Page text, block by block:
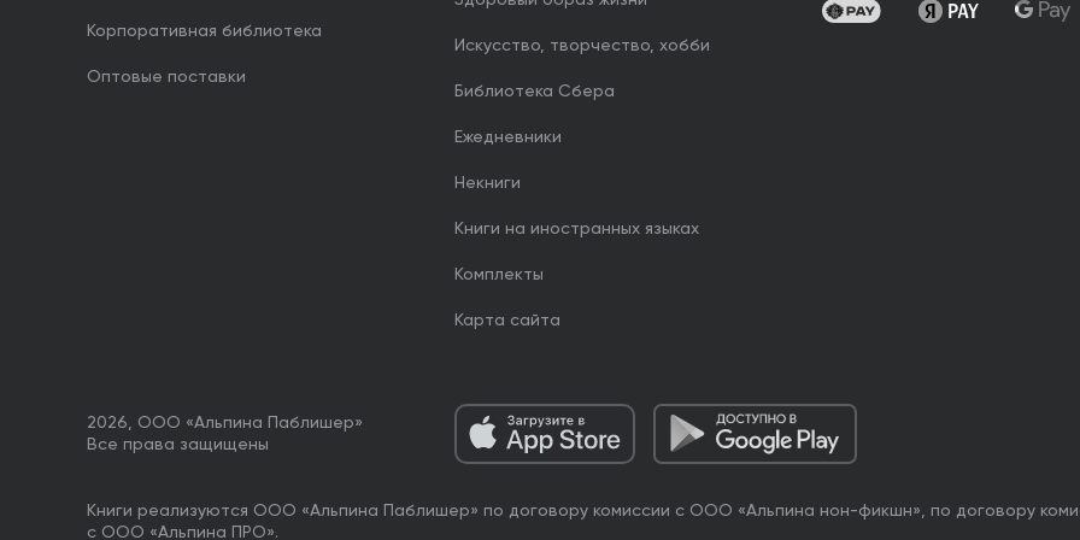
Корпоративная библиотека
Оптовые поставки
Искусство, творчество, хобби
Библиотека Сбера
Ежедневники
Некниги
Книги на иностранных языках
Комплекты
Карта сайта
2026, ООО «Альпина Паблишер»
Все права защищены
Книги реализуются ООО «Альпина Паблишер» по договору комиссии с ООО «Альпина нон-фикшн», по договору
с ООО «Альпина ПРО».